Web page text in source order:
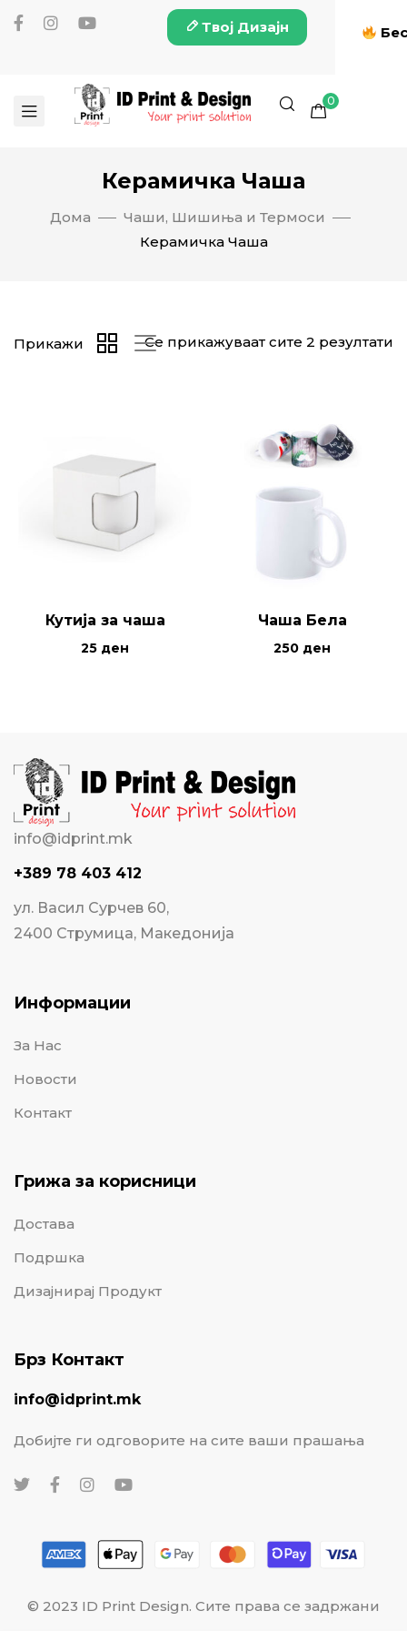
Твој Дизајн
0
Керамичка Чаша
Дома
Чаши, Шишиња и Термоси
Керамичка Чаша
Се прикажуваат сите 2 резултати
Прикажи
Кутија за чаша
25 ден
Чаша Бела
250 ден
info@idprint.mk
+389 78 403 412
ул. Васил Сурчев 60,
2400 Струмица, Македонија
Информации
За Нас
Новости
Контакт
Грижа за корисници
Достава
Подршка
Дизајнирај Продукт
Брз Контакт
info@idprint.mk
Добијте ги одговорите на сите ваши прашања
© 2023 ID Print Design. Сите права се задржани